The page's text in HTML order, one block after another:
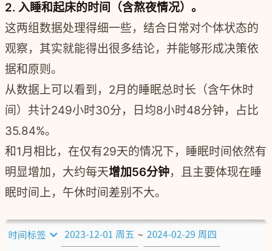
2. 入睡和起床的时间（含熬夜情况）。
这两组数据处理得细一些，结合日常对个体状态的
观察，其实就能得出很多结论，并能够形成决策依
据和原则。
从数据上可以看到，2月的睡眠总时长（含午休时
间）共计249小时30分，日均8小时48分钟，占比
35.84%。
和1月相比，在仅有29天的情况下，睡眠时间依然有
明显增加，大约每天增加56分钟，且主要体现在睡
眠时间上，午休时间差别不大。